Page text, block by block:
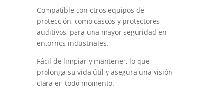
Compatible con otros equipos de
protección, como cascos y protectores
auditivos, para una mayor seguridad en
entornos industriales.
Fácil de limpiar y mantener, lo que
prolonga su vida útil y asegura una visión
clara en todo momento.